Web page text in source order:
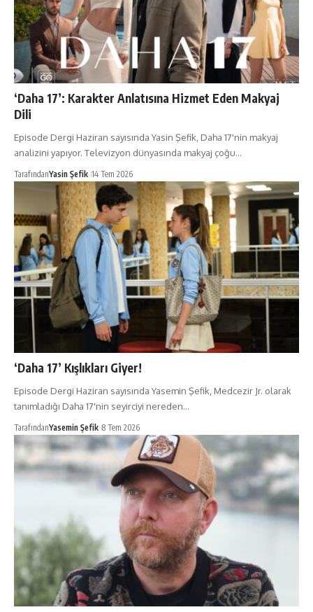
‘Daha 17’: Karakter Anlatısına Hizmet Eden Makyaj
Dili
Episode Dergi Haziran sayısında Yasin Şefik, Daha 17'nin makyaj
analizini yapıyor. Televizyon dünyasında makyaj çoğu…
TarafındanYasin Şefik 14 Tem 2026
‘Daha 17’ Kışlıkları Giyer!
Episode Dergi Haziran sayısında Yasemin Şefik, Medcezir Jr. olarak
tanımladığı Daha 17'nin seyirciyi nereden…
TarafındanYasemin Şefik 8 Tem 2026